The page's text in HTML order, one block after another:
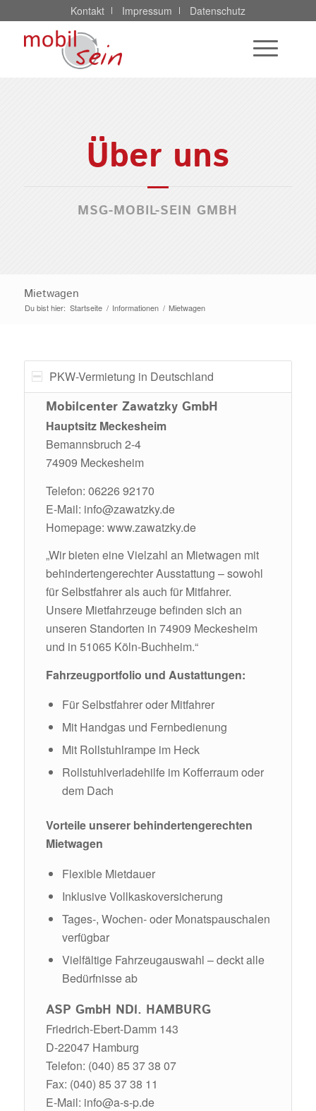
Kontakt Impressum Datenschutz
Über uns
MSG-MOBIL-SEIN GMBH
Mietwagen
Du bist hier: Startseite / Informationen / Mietwagen
PKW-Vermietung in Deutschland
Mobilcenter Zawatzky GmbH
Hauptsitz Meckesheim
Bemannsbruch 2-4
74909 Meckesheim
Telefon: 06226 92170
E-Mail: info@zawatzky.de
Homepage: www.zawatzky.de
„Wir bieten eine Vielzahl an Mietwagen mit
behindertengerechter Ausstattung – sowohl
für Selbstfahrer als auch für Mitfahrer.
Unsere Mietfahrzeuge befinden sich an
unseren Standorten in 74909 Meckesheim
und in 51065 Köln-Buchheim.“
Fahrzeugportfolio und Austattungen:
Für Selbstfahrer oder Mitfahrer
Mit Handgas und Fernbedienung
Mit Rollstuhlrampe im Heck
Rollstuhlverladehilfe im Kofferraum oder
dem Dach
Vorteile unserer behindertengerechten
Mietwagen
Flexible Mietdauer
Inklusive Vollkaskoversicherung
Tages-, Wochen- oder Monatspauschalen
verfügbar
Vielfältige Fahrzeugauswahl – deckt alle
Bedürfnisse ab
ASP GmbH NDl. HAMBURG
Friedrich-Ebert-Damm 143
D-22047 Hamburg
Telefon: (040) 85 37 38 07
Fax: (040) 85 37 38 11
E-Mail: info@a-s-p.de